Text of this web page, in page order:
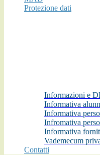
Protezione dati
Informazioni e
Informativa
Informativa
Infromativa
Informativa
Vademecum
Contatti